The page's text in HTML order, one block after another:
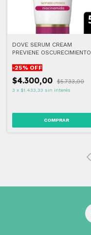
DOVE SERUM CREAM
PREVIENE OSCURECIMIENTO
-25% OFF
$4.300,00 $5.733,00
3 x $1.433,33 sin interés